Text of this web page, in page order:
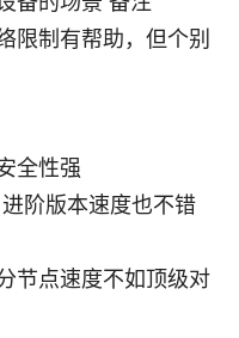
限制有帮助，但个别
全性强
阶版本速度也不错
节点速度不如顶级对